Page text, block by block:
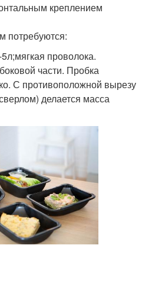
креплением
потребуются:
проволока.
части. Пробка
С противоположной вырезу
делается масса